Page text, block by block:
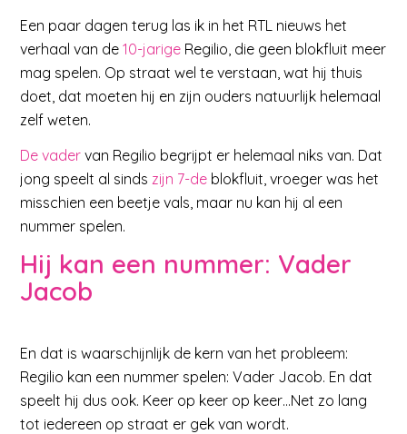
Een paar dagen terug las ik in het RTL nieuws het
verhaal van de10-jarige Regilio, die geen blokfluit meer
mag spelen. Op straat wel te verstaan, wat hij thuis
doet, dat moeten hij en zijn ouders natuurlijk helemaal
zelf weten.
De vadervan Regilio begrijpt er helemaal niks van. Dat
jong speelt al sindszijn 7-de blokfluit, vroeger was het
misschien een beetje vals, maar nu kan hij al een
nummer spelen.
Hij kan een nummer: Vader
Jacob
En dat is waarschijnlijk de kern van het probleem:
Regilio kan een nummer spelen: Vader Jacob. En dat
speelt hij dus ook. Keer op keer op keer…Net zo lang
tot iedereen op straat er gek van wordt.